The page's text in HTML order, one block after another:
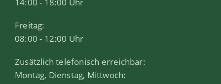
Freitag:
08:00 - 12:00 Uhr
Zusätzlich telefonisch erreichbar:
Montag, Dienstag, Mittwoch: